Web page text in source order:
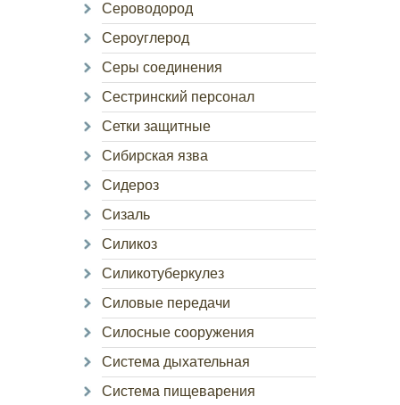
Сероводород
Сероуглерод
Серы соединения
Сестринский персонал
Сетки защитные
Сибирская язва
Сидероз
Сизаль
Силикоз
Силикотуберкулез
Силовые передачи
Силосные сооружения
Система дыхательная
Система пищеварения